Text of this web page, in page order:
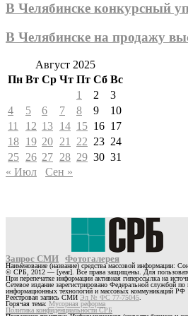
В Челябинске конкурсный
В Челябинске на продажу
Август 2025
Пн Вт Ср Чт Пт Сб Вс
1
2
3
4
5 6 7 8 9
10
11
12 13 14 15 16 17
18 19 20 21 22 23 24
25 26 27 28 29 30 31
« Июл
Сен »
Запрос СМИ Фотогалерея
Наименование (название) средства массовой информации:
© СРБ, 2012 — [year]. Все права защищены. Для
При перепечатке информации активная гиперссылка на
Сетевое издание зарегистрировано Федеральной службой по
информационных технологий и массовых коммуникаций РФ
Реестровая запись СМИ Эл № ФС 77-75045
Горячая тема: Мусорная реформа
Политика конфиденциальности СРБ